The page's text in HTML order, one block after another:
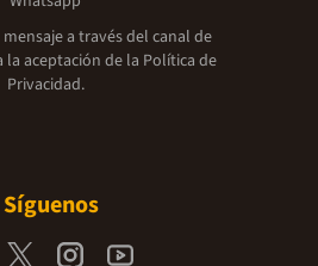
a través del canal de
aceptación de la Política de
Privacidad.
Síguenos